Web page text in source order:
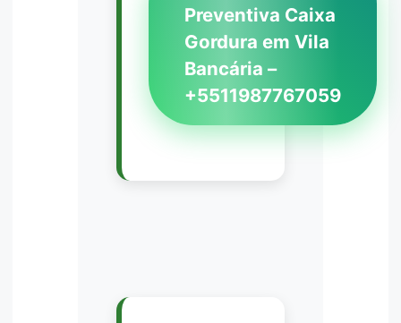
Preventiva Caixa
Gordura em Vila
Bancária –
+5511987767059